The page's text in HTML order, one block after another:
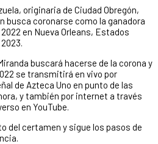
originaria de Ciudad Obregón,
busca coronarse como la ganadora
en Nueva Orleans, Estados
buscará hacerse de la corona y
se transmitirá en vivo por
de Azteca Uno en punto de las
y también por internet a través
en YouTube.
del certamen y sigue los pasos de